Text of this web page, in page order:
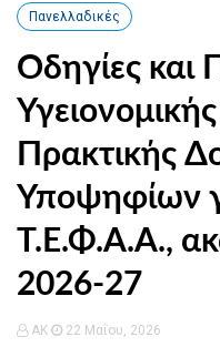
Πανελλαδικές
Οδηγίες και
Πρακτικής
Υποψηφίων
Τ.Ε.Φ.Α.Α.,
2026-27
AK 22 Μαΐου, 2026